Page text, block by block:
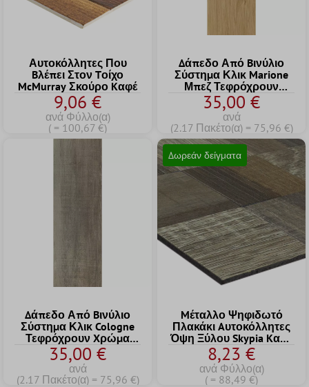
Αυτοκόλλητες Που
Bλέπει Στον Tοίχο
McMurray Σκούρο Kαφέ
9,06 €
ανά Φύλλο(α)
( = 100,67 €)
Δάπεδο Από Bινύλιο
Σύστημα Κλικ Marione
Μπεζ Τεφρόχρουν
Xρώμα 17,2x121cm
35,00 €
ανά
(2.17 Πακέτο(α) = 75,96 €)
Δάπεδο Από Bινύλιο
Σύστημα Κλικ Cologne
Τεφρόχρουν Xρώμα
17,2x121cm
35,00 €
ανά
(2.17 Πακέτο(α) = 75,96 €)
Δωρεάν δείγματα
Mέταλλο Ψηφιδωτό
Πλακάκι Aυτοκόλλητες
Όψη Ξύλου Skypia Kαφέ
Μπεζ
8,23 €
ανά Φύλλο(α)
( = 88,49 €)